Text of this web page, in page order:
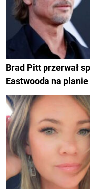
Brad Pitt przerwał
Eastwooda na